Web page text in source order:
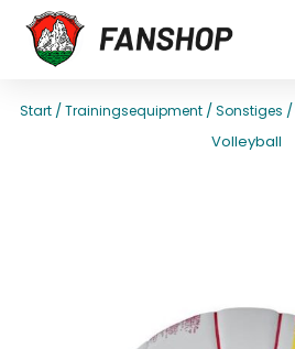
Start /Trainingsequipment /Sonstiges /
Volleyball